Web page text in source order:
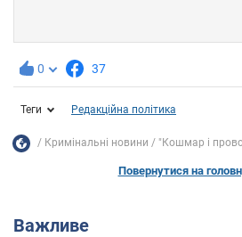
0 37
Теги Редакційна політика
Кримінальні новини "Кошмар і
Повернутися на
Важливе